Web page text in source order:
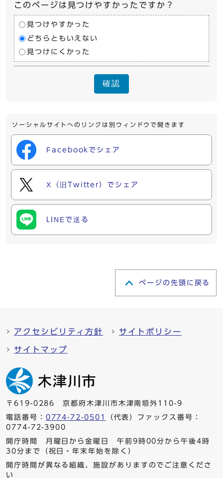
このページは見つけやすかったですか？
見つけやすかった
どちらともいえない
見つけにくかった
確認
ソーシャルサイトへのリンクは別ウィンドウで開きます
Facebookでシェア
X（旧Twitter）でシェア
LINEで送る
ページの先頭に戻る
アクセシビリティ方針 サイトポリシー
サイトマップ
〒619-0286 京都府木津川市木津南垣外110-9
電話番号： 0774-72-0501
（代表）ファックス番号：
0774-72-3900
開庁時間 月曜日から金曜日 午前9時00分から午後4時
30分まで（祝日・年末年始を除く）
開庁時間が異なる組織、施設がありますのでご注意くださ
い